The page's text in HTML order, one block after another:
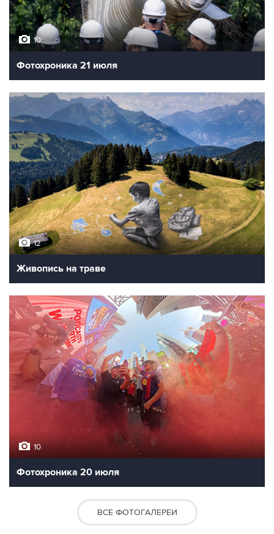
10
Фотохроника 21 июля
12
Живопись на траве
10
Фотохроника 20 июля
ВСЕ ФОТОГАЛЕРЕИ